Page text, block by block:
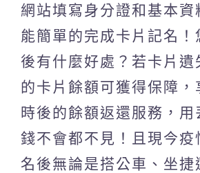
網站填寫身分證和基本
能簡單的完成卡片記名！
後有什麼好處？若卡片遺
的卡片餘額可獲得保障
時後的餘額返還服務，用
錢不會都不見！且現今疫
名後無論是搭公車、坐捷